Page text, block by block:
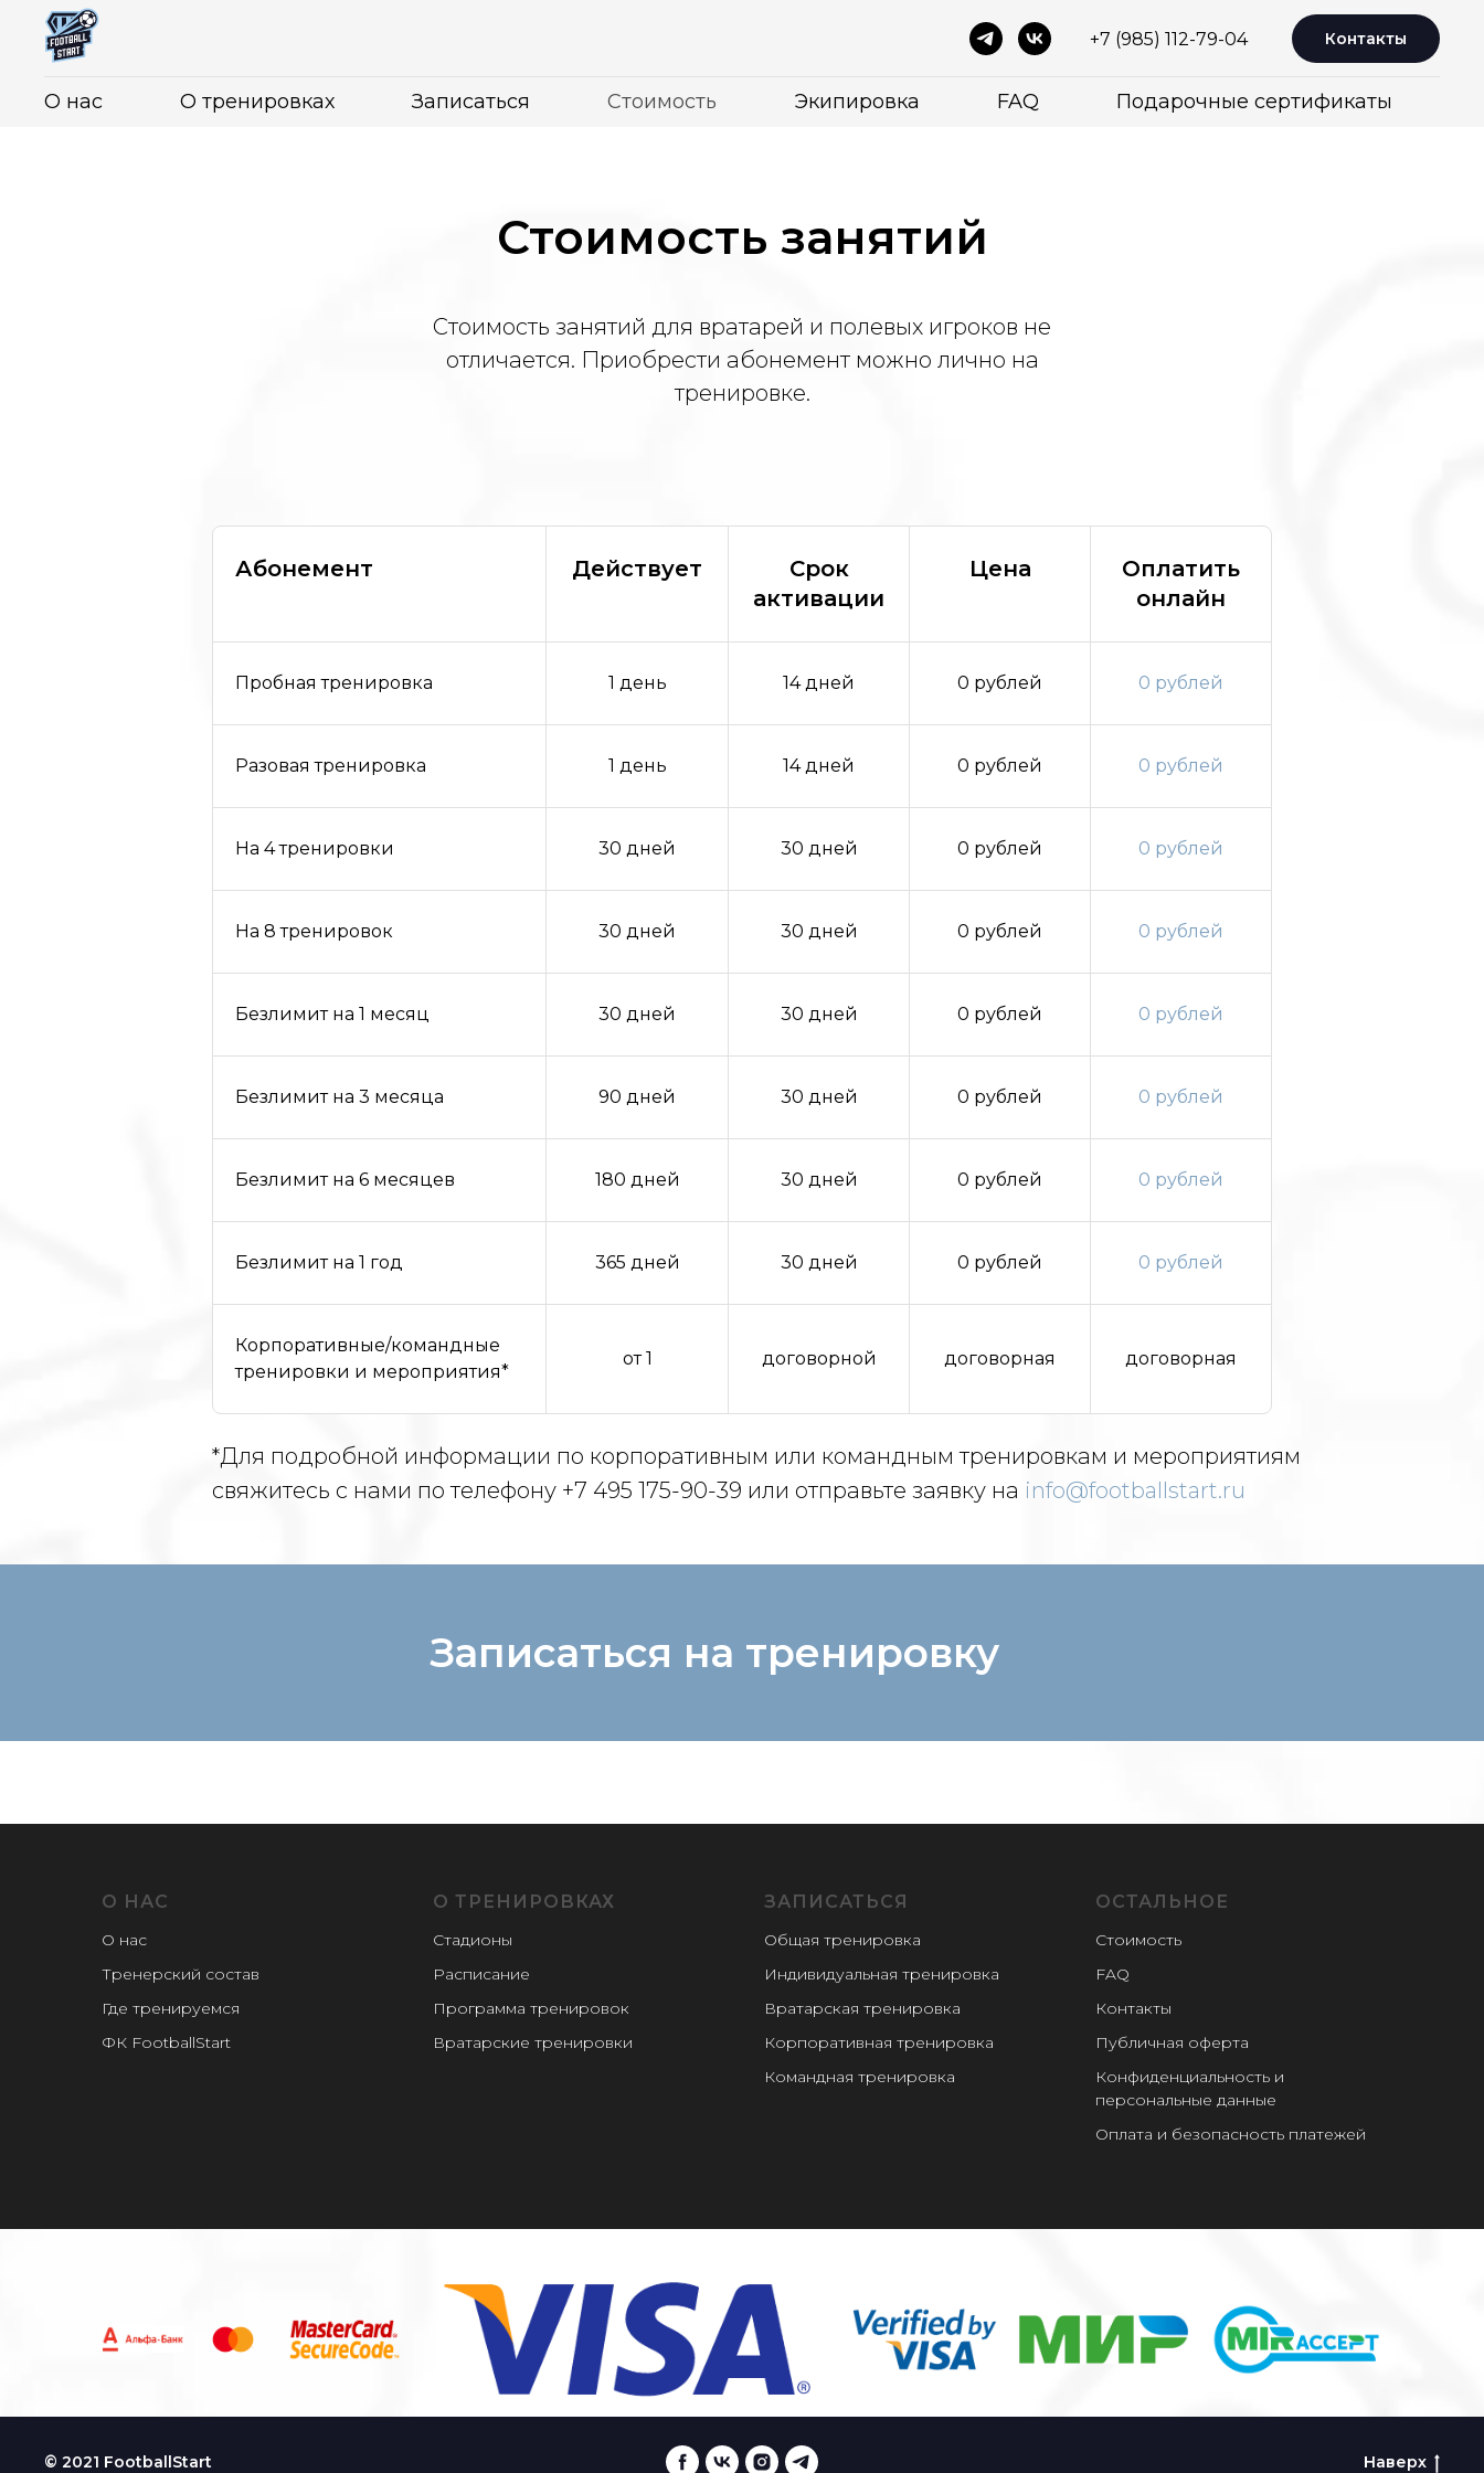
+7 (985) 112-79-04 Контакты
О нас О тренировках Записаться Стоимость Экипировка FAQ Подарочные сертификаты
Стоимость занятий
Стоимость занятий для вратарей и полевых игроков не
отличается. Приобрести абонемент можно лично на
тренировке.
Абонемент Действует
Срок
активации
Цена
Оплатить
онлайн
Пробная тренировка 1 день 14 дней 0 рублей 0 рублей
Разовая тренировка 1 день 14 дней 0 рублей 0 рублей
На 4 тренировки 30 дней 30 дней 0 рублей 0 рублей
На 8 тренировок 30 дней 30 дней 0 рублей 0 рублей
Безлимит на 1 месяц 30 дней 30 дней 0 рублей 0 рублей
Безлимит на 3 месяца 90 дней 30 дней 0 рублей 0 рублей
Безлимит на 6 месяцев 180 дней 30 дней 0 рублей 0 рублей
Безлимит на 1 год 365 дней 30 дней 0 рублей 0 рублей
Корпоративные/командные
тренировки и мероприятия*
от 1 договорной договорная договорная
*Для подробной информации по корпоративным или командным тренировкам и мероприятиям
свяжитесь с нами по телефону +7 495 175-90-39 или отправьте заявку на info@footballstart.ru
Записаться на тренировку
О НАС
О нас
Тренерский состав
Где тренируемся
ФК FootballStart
О ТРЕНИРОВКАХ
Стадионы
Расписание
Программа тренировок
Вратарские тренировки
ЗАПИСАТЬСЯ
Общая тренировка
Индивидуальная тренировка
Вратарская тренировка
Корпоративная тренировка
Командная тренировка
ОСТАЛЬНОЕ
Стоимость
FAQ
Контакты
Публичная оферта
Конфиденциальность и
персональные данные
Оплата и безопасность платежей
© 2021 FootballStart Наверх